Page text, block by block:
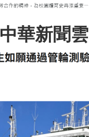
中華新聞雲